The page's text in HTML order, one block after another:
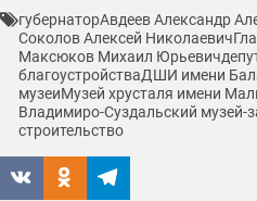
губернаторАвдеев Александр
Соколов Алексей Николаевич
Максюков Михаил Юрьевич
благоустройстваДШИ имени
музеиМузей хрусталя имени
Владимиро-Суздальский музей-
строительство